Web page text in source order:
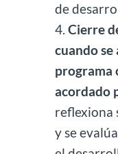
de
Cierre
cuando se
programa
acordado
reflexiona
y se